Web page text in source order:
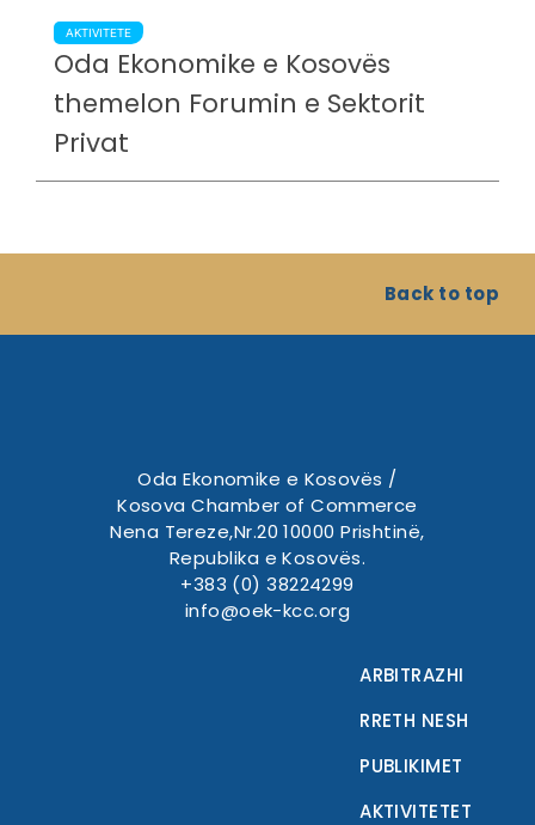
AKTIVITETE
Oda Ekonomike e Kosovës
themelon Forumin e Sektorit
Privat
Back to top
Oda Ekonomike e Kosovës /
Kosova Chamber of Commerce
Nena Tereze,Nr.20 10000 Prishtinë,
Republika e Kosovës.
+383 (0) 38224299
info@oek-kcc.org
ARBITRAZHI
RRETH NESH
PUBLIKIMET
AKTIVITETET